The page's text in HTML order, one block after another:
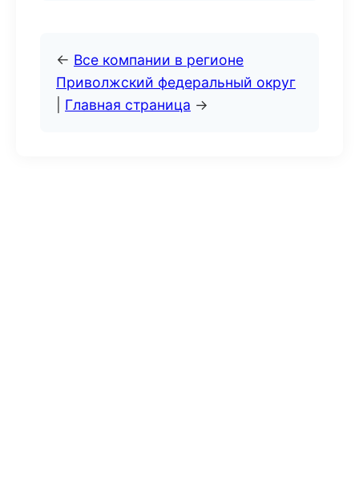
← Все компании в регионе
Приволжский федеральный округ
Главная страница →